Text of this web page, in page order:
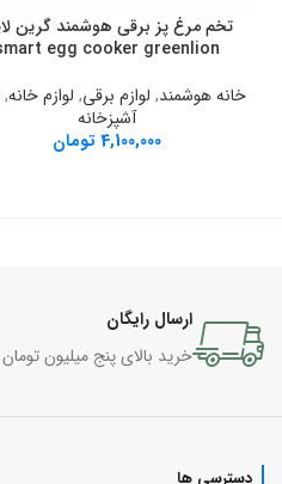
افزودن به سبد خرید
تخم مرغ پز برقی هوشمند گرین
egg cooker greenlion
خانه هوشمند, لوازم برقی, لوازم خانه,
آشپزخانه
4,100,000 تومان
ارسال رایگان
خرید بالای پنج میلیون تومان
دسترسی ها